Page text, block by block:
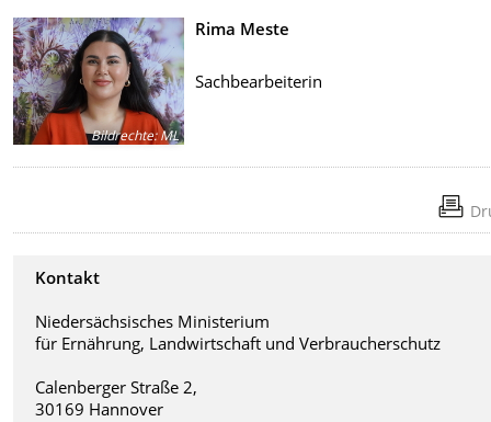
Bildrechte:ML
Rima Meste
Sachbearbeiterin
Kontakt
Niedersächsisches Ministerium
für Ernährung, Landwirtschaft und Verbraucherschutz
Calenberger Straße 2,
30169 Hannover